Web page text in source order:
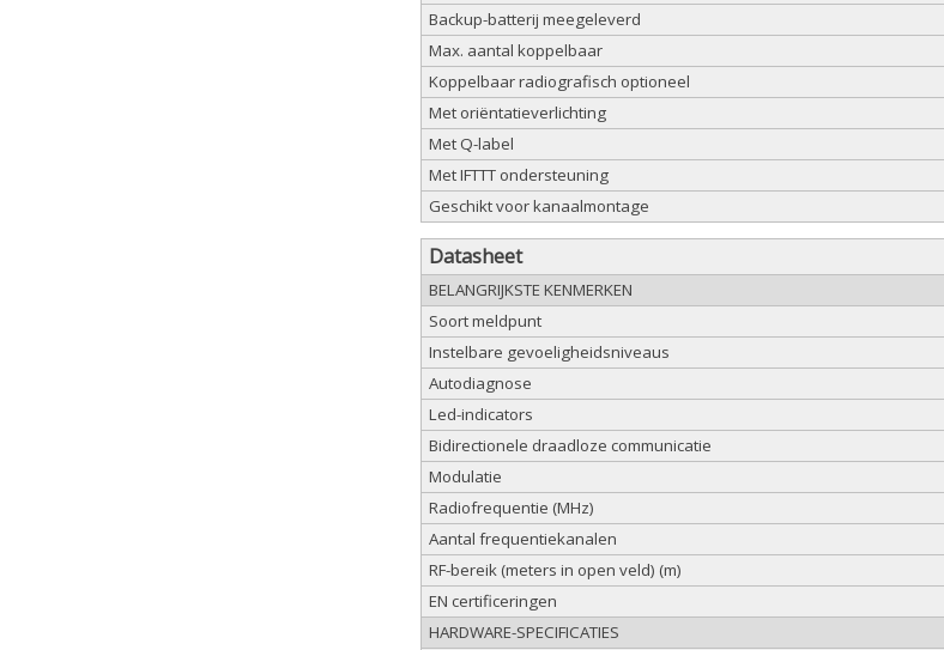
Backup-batterij meegeleverd
Max. aantal koppelbaar
Koppelbaar radiografisch optioneel
Met oriëntatieverlichting
Met Q-label
Met IFTTT ondersteuning
Geschikt voor kanaalmontage
Datasheet
BELANGRIJKSTE KENMERKEN
Soort meldpunt
Instelbare gevoeligheidsniveaus
Autodiagnose
Led-indicators
Bidirectionele draadloze communicatie
Modulatie
Radiofrequentie (MHz)
Aantal frequentiekanalen
RF-bereik (meters in open veld) (m)
EN certificeringen
HARDWARE-SPECIFICATIES